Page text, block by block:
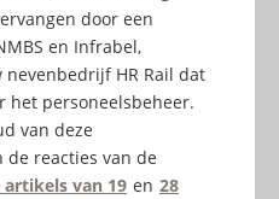
door een
en Infrabel,
HR Rail dat
het personeelsbeheer.
van deze
reacties van de
artikels van 19 en 28